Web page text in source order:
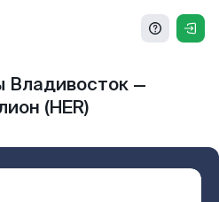
Владивосток —
(HER)